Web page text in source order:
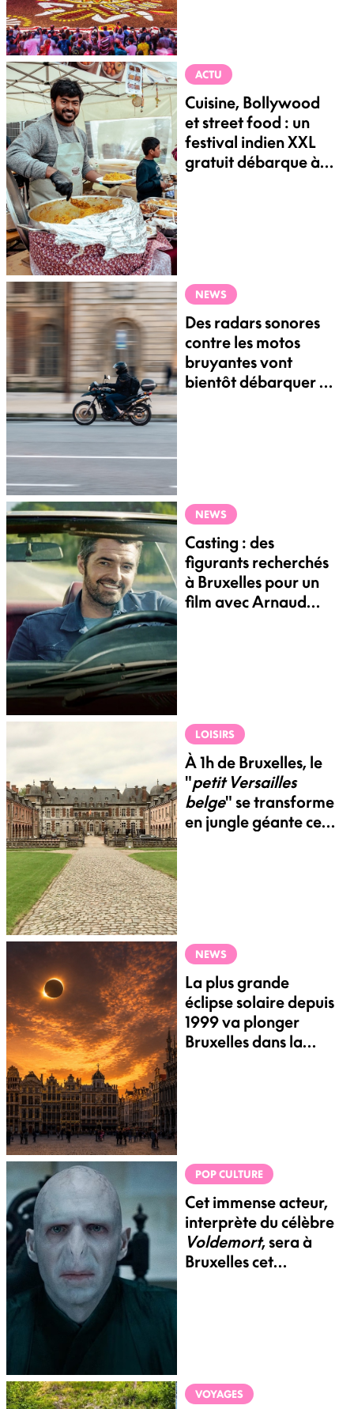
ACTU
Cuisine, Bollywood
et street food : un
festival indien XXL
gratuit débarque à
NEWS
Des radars sonores
contre les motos
bruyantes vont
bientôt débarquer à
NEWS
Casting : des
figurants recherchés
à Bruxelles pour un
film avec Arnaud
LOISIRS
À 1h de Bruxelles, le
"petit Versailles
belge" se transforme
en jungle géante cet
NEWS
La plus grande
éclipse solaire depuis
1999 va plonger
Bruxelles dans la
POP CULTURE
Cet immense acteur,
interprète du célèbre
Voldemort, sera à
Bruxelles cet
VOYAGES